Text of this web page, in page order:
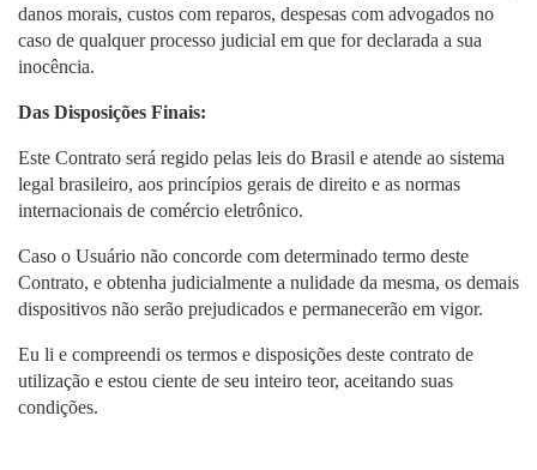
danos morais, custos com reparos, despesas com advogados no
caso de qualquer processo judicial em que for declarada a sua
inocência.
Das Disposições Finais:
Este Contrato será regido pelas leis do Brasil e atende ao sistema
legal brasileiro, aos princípios gerais de direito e as normas
internacionais de comércio eletrônico.
Caso o Usuário não concorde com determinado termo deste
Contrato, e obtenha judicialmente a nulidade da mesma, os demais
dispositivos não serão prejudicados e permanecerão em vigor.
Eu li e compreendi os termos e disposições deste contrato de
utilização e estou ciente de seu inteiro teor, aceitando suas
condições.